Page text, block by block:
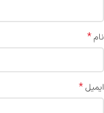
نام*
ایمیل*